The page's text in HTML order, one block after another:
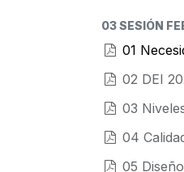
03 SESIÓN
01
02 DEI
03
04
05